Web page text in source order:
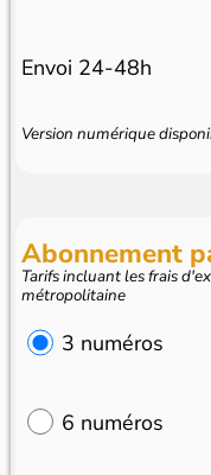
Envoi 24-48h
Version numérique
Abonnement
Tarifs incluant les frais
métropolitaine
3 numéros
6 numéros